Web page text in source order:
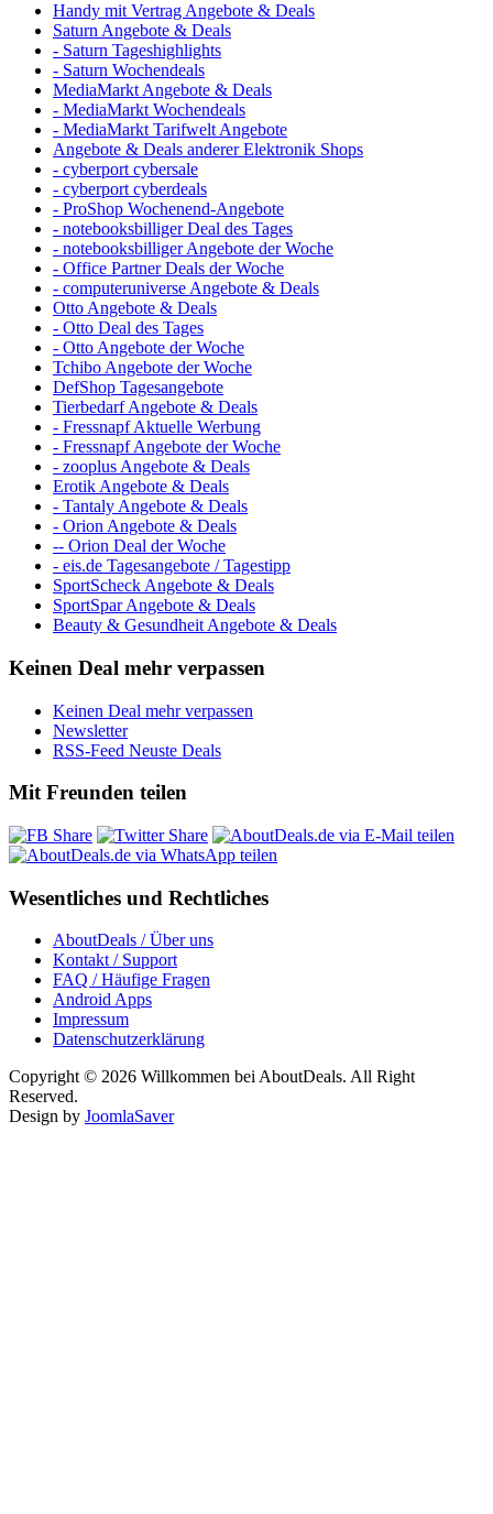
Handy mit Vertrag Angebote & Deals
Saturn Angebote & Deals
- Saturn Tageshighlights
- Saturn Wochendeals
MediaMarkt Angebote & Deals
- MediaMarkt Wochendeals
- MediaMarkt Tarifwelt Angebote
Angebote & Deals anderer Elektronik Shops
- cyberport cybersale
- cyberport cyberdeals
- ProShop Wochenend-Angebote
- notebooksbilliger Deal des Tages
- notebooksbilliger Angebote der Woche
- Office Partner Deals der Woche
- computeruniverse Angebote & Deals
Otto Angebote & Deals
- Otto Deal des Tages
- Otto Angebote der Woche
Tchibo Angebote der Woche
DefShop Tagesangebote
Tierbedarf Angebote & Deals
- Fressnapf Aktuelle Werbung
- Fressnapf Angebote der Woche
- zooplus Angebote & Deals
Erotik Angebote & Deals
- Tantaly Angebote & Deals
- Orion Angebote & Deals
-- Orion Deal der Woche
- eis.de Tagesangebote / Tagestipp
SportScheck Angebote & Deals
SportSpar Angebote & Deals
Beauty & Gesundheit Angebote & Deals
Keinen Deal mehr verpassen
Keinen Deal mehr verpassen
Newsletter
RSS-Feed Neuste Deals
Mit Freunden teilen
Wesentliches und Rechtliches
AboutDeals / Über uns
Kontakt / Support
FAQ / Häufige Fragen
Android Apps
Impressum
Datenschutzerklärung
Copyright © 2026 Willkommen bei AboutDeals. All Right
Reserved.
Design by JoomlaSaver